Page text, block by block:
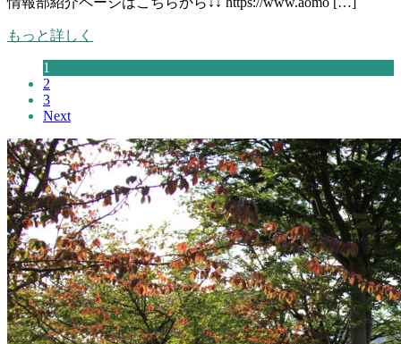
もっと詳しく
1
2
3
Next